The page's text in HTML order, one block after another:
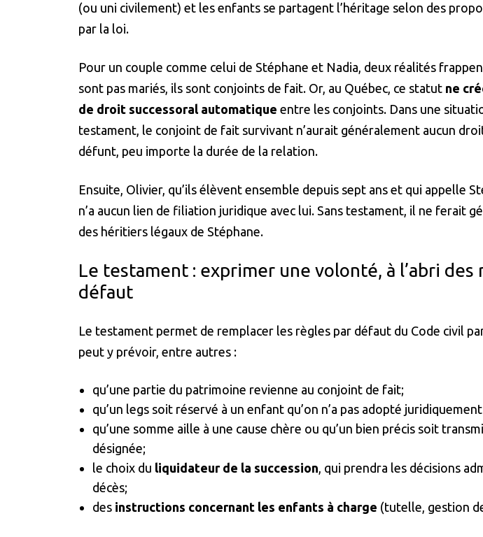
(ou uni civilement) et les enfants se partagent l’héritage selon des
par la loi.
Pour un couple comme celui de Stéphane et Nadia, deux réalités
sont pas mariés, ils sont conjoints de fait. Or, au Québec, ce statut ne
de droit successoral automatique entre les conjoints. Dans une
testament, le conjoint de fait survivant n’aurait généralement aucun
défunt, peu importe la durée de la relation.
Ensuite, Olivier, qu’ils élèvent ensemble depuis sept ans et qui appelle
n’a aucun lien de filiation juridique avec lui. Sans testament, il ne ferait
des héritiers légaux de Stéphane.
Le testament : exprimer une volonté, à l’abri des
défaut
Le testament permet de remplacer les règles par défaut du Code civil
peut y prévoir, entre autres :
qu’une partie du patrimoine revienne au conjoint de fait;
qu’un legs soit réservé à un enfant qu’on n’a pas adopté
qu’une somme aille à une cause chère ou qu’un bien précis soit
désignée;
le choix du liquidateur de la succession, qui prendra les décisions
décès;
des instructions concernant les enfants à charge (tutelle, gestion